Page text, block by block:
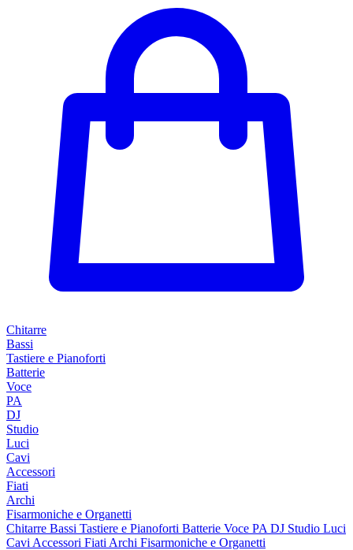
Chitarre
Bassi
Tastiere e Pianoforti
Batterie
Voce
PA
DJ
Studio
Luci
Cavi
Accessori
Fiati
Archi
Fisarmoniche e Organetti
Chitarre Bassi Tastiere e Pianoforti Batterie Voce PA DJ Studio Luci
Cavi Accessori Fiati Archi Fisarmoniche e Organetti